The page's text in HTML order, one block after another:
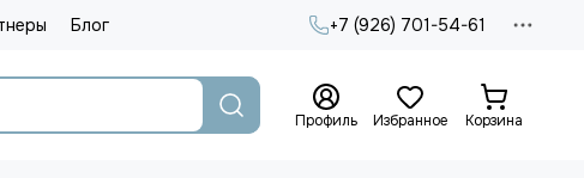
Блог +7 (926) 701-54-61
Профиль Избранное Корзина